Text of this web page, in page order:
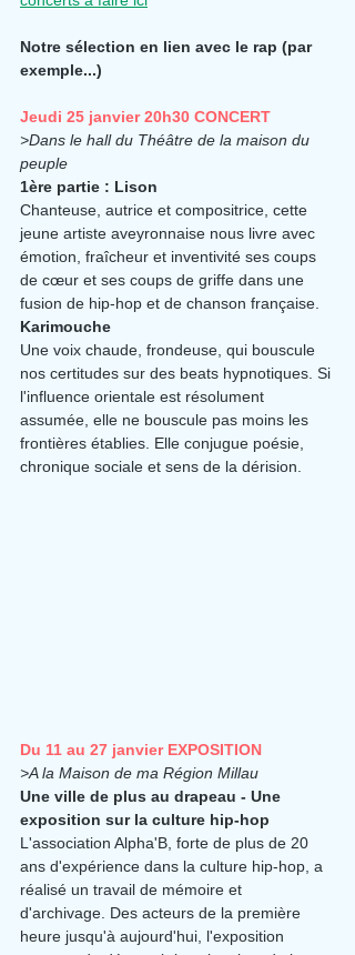
Notre sélection en lien avec le rap (par
exemple...)
Jeudi 25 janvier 20h30 CONCERT
>Dans le hall du Théâtre de la maison du
peuple
1ère partie : Lison
Chanteuse, autrice et compositrice, cette
jeune artiste aveyronnaise nous livre avec
émotion, fraîcheur et inventivité ses coups
de cœur et ses coups de griffe dans une
fusion de hip-hop et de chanson française.
Karimouche
Une voix chaude, frondeuse, qui bouscule
nos certitudes sur des beats hypnotiques. Si
l'influence orientale est résolument
assumée, elle ne bouscule pas moins les
frontières établies. Elle conjugue poésie,
chronique sociale et sens de la dérision.
Du 11 au 27 janvier EXPOSITION
>A la Maison de ma Région Millau
Une ville de plus au drapeau - Une
exposition sur la culture hip-hop
L'association Alpha'B, forte de plus de 20
ans d'expérience dans la culture hip-hop, a
réalisé un travail de mémoire et
d'archivage. Des acteurs de la première
heure jusqu'à aujourd'hui, l'exposition